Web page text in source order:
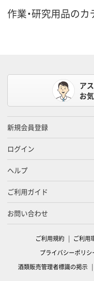
作業・研究用品のカ
ア
お
新規会員登録
ログイン
ヘルプ
ご利用ガイド
お問い合わせ
ご利用規約 ご利用
プライバシーポリシ
酒類販売管理者標識の掲示